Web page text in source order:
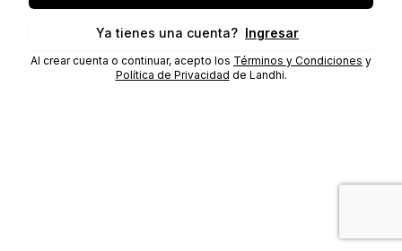
Ya tienes una cuenta? Ingresar
Al crear cuenta o continuar, acepto los Términos y Condiciones y
Política de Privacidad de Landhi.